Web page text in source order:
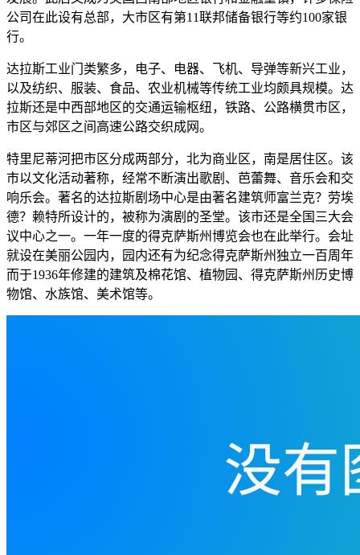
公司在此设有总部，大市区有第11联邦储备银行等约100家银
行。
达拉斯工业门类繁多，电子、电器、飞机、导弹等新兴工业，
以及纺织、服装、食品、农业机械等传统工业均颇具规模。达
拉斯还是中西部地区的交通运输枢纽，铁路、公路横贯市区，
市区与郊区之间高速公路交织成网。
特里尼蒂河把市区分成两部分，北为商业区，南是居住区。该
市以文化活动著称，经常不断演出歌剧、芭蕾舞、音乐会和交
响乐会。著名的达拉斯剧场中心是由著名建筑师富兰克？劳埃
德？赖特所设计的，被称为演剧的圣堂。该市还是全国三大会
议中心之一。一年一度的得克萨斯州博览会也在此举行。会址
就设在美丽公园内，园内还有为纪念得克萨斯州独立一百周年
而于1936年修建的建筑及棉花馆、植物园、得克萨斯州历史博
物馆、水族馆、美术馆等。